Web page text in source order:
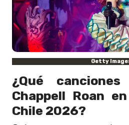
Getty
¿Qué
Chappell Roan
Chile 2026?